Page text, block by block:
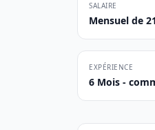
SALAIRE
Mensuel de
EXPÉRIENCE
6 Mois -